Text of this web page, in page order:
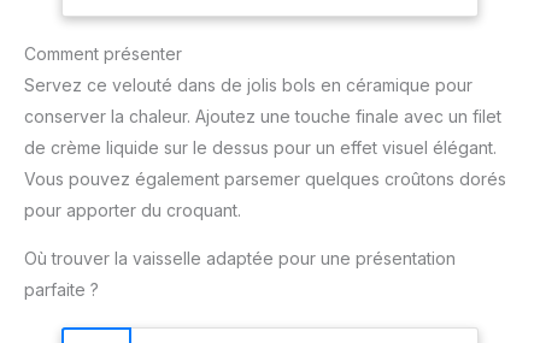
permet de garder votre
compatible au lave-
vaisselle REPARABILITE
15 ANS AU JUSTE PRIX :
Engagement de
réparabilité 15 ans au
réparateurs dans le
bouton turbo pour un
mixage optimal ; ajustez
pour un résultat
exceptionnel, tout en
efficace : Le couteau
mélange lisse et
Comment présenter
Servez ce velouté dans de jolis bols en céramique pour
conserver la chaleur. Ajoutez une touche finale avec un filet
de crème liquide sur le dessus pour un effet visuel élégant.
Vous pouvez également parsemer quelques croûtons dorés
pour apporter du croquant.
Où trouver la vaisselle adaptée pour une présentation
parfaite ?